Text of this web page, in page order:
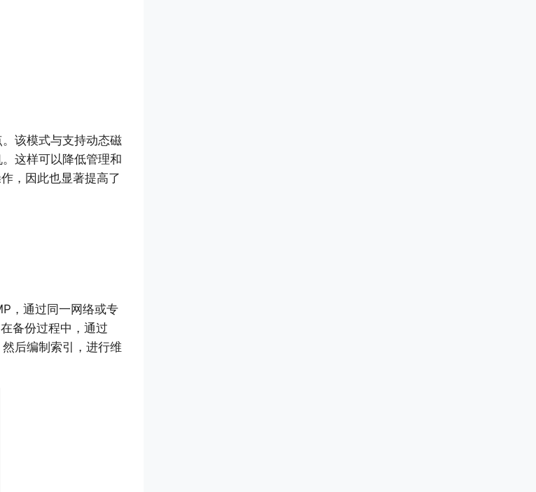
该模式与支持动态磁
这样可以降低管理和
，因此也显著提高了
，通过同一网络或专
备份过程中，通过
后编制索引，进行维